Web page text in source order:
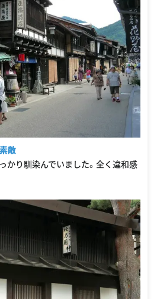
敵
かり馴染んでいました。全く違和感